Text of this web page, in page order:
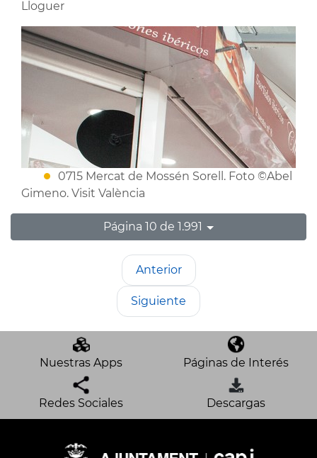
Lloguer
0715 Mercat de Mossén Sorell. Foto ©Abel
Gimeno. Visit València
Página 10 de 1.991
Anterior
Siguiente
Nuestras Apps Páginas de Interés
Redes Sociales Descargas